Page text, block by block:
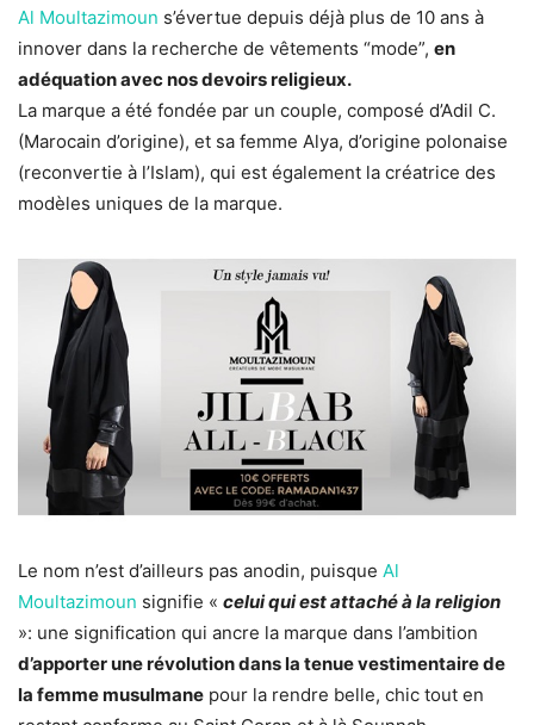
Al Moultazimoun s’évertue depuis déjà plus de 10 ans à
innover dans la recherche de vêtements “mode”, en
adéquation avec nos devoirs religieux.
La marque a été fondée par un couple, composé d’Adil C.
(Marocain d’origine), et sa femme Alya, d’origine polonaise
(reconvertie à l’Islam), qui est également la créatrice des
modèles uniques de la marque.
Le nom n’est d’ailleurs pas anodin, puisque Al
Moultazimoun signifie « celui qui est attaché à la religion
»: une signification qui ancre la marque dans l’ambition
d’apporter une révolution dans la tenue vestimentaire de
la femme musulmane pour la rendre belle, chic tout en